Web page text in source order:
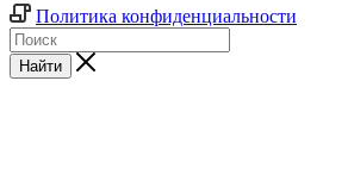
Политика конфиденциальности
Найти